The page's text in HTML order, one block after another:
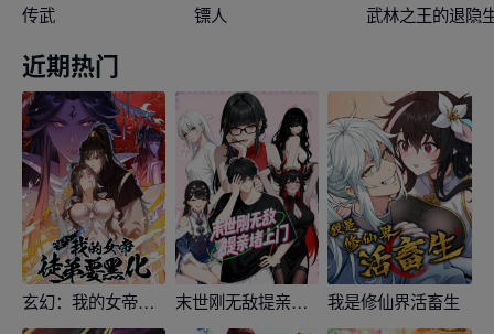
传武 镖人 武林之王的退隐
近期热门
玄幻：我的女帝徒弟要黑化 末世刚无敌提亲堵上门 我是修仙界活畜生